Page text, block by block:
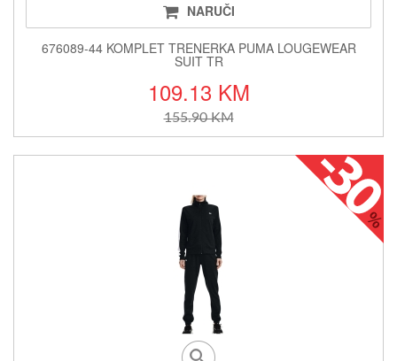
NARUČI
676089-44 KOMPLET TRENERKA PUMA LOUGEWEAR
SUIT TR
109.13 KM
155.90 KM